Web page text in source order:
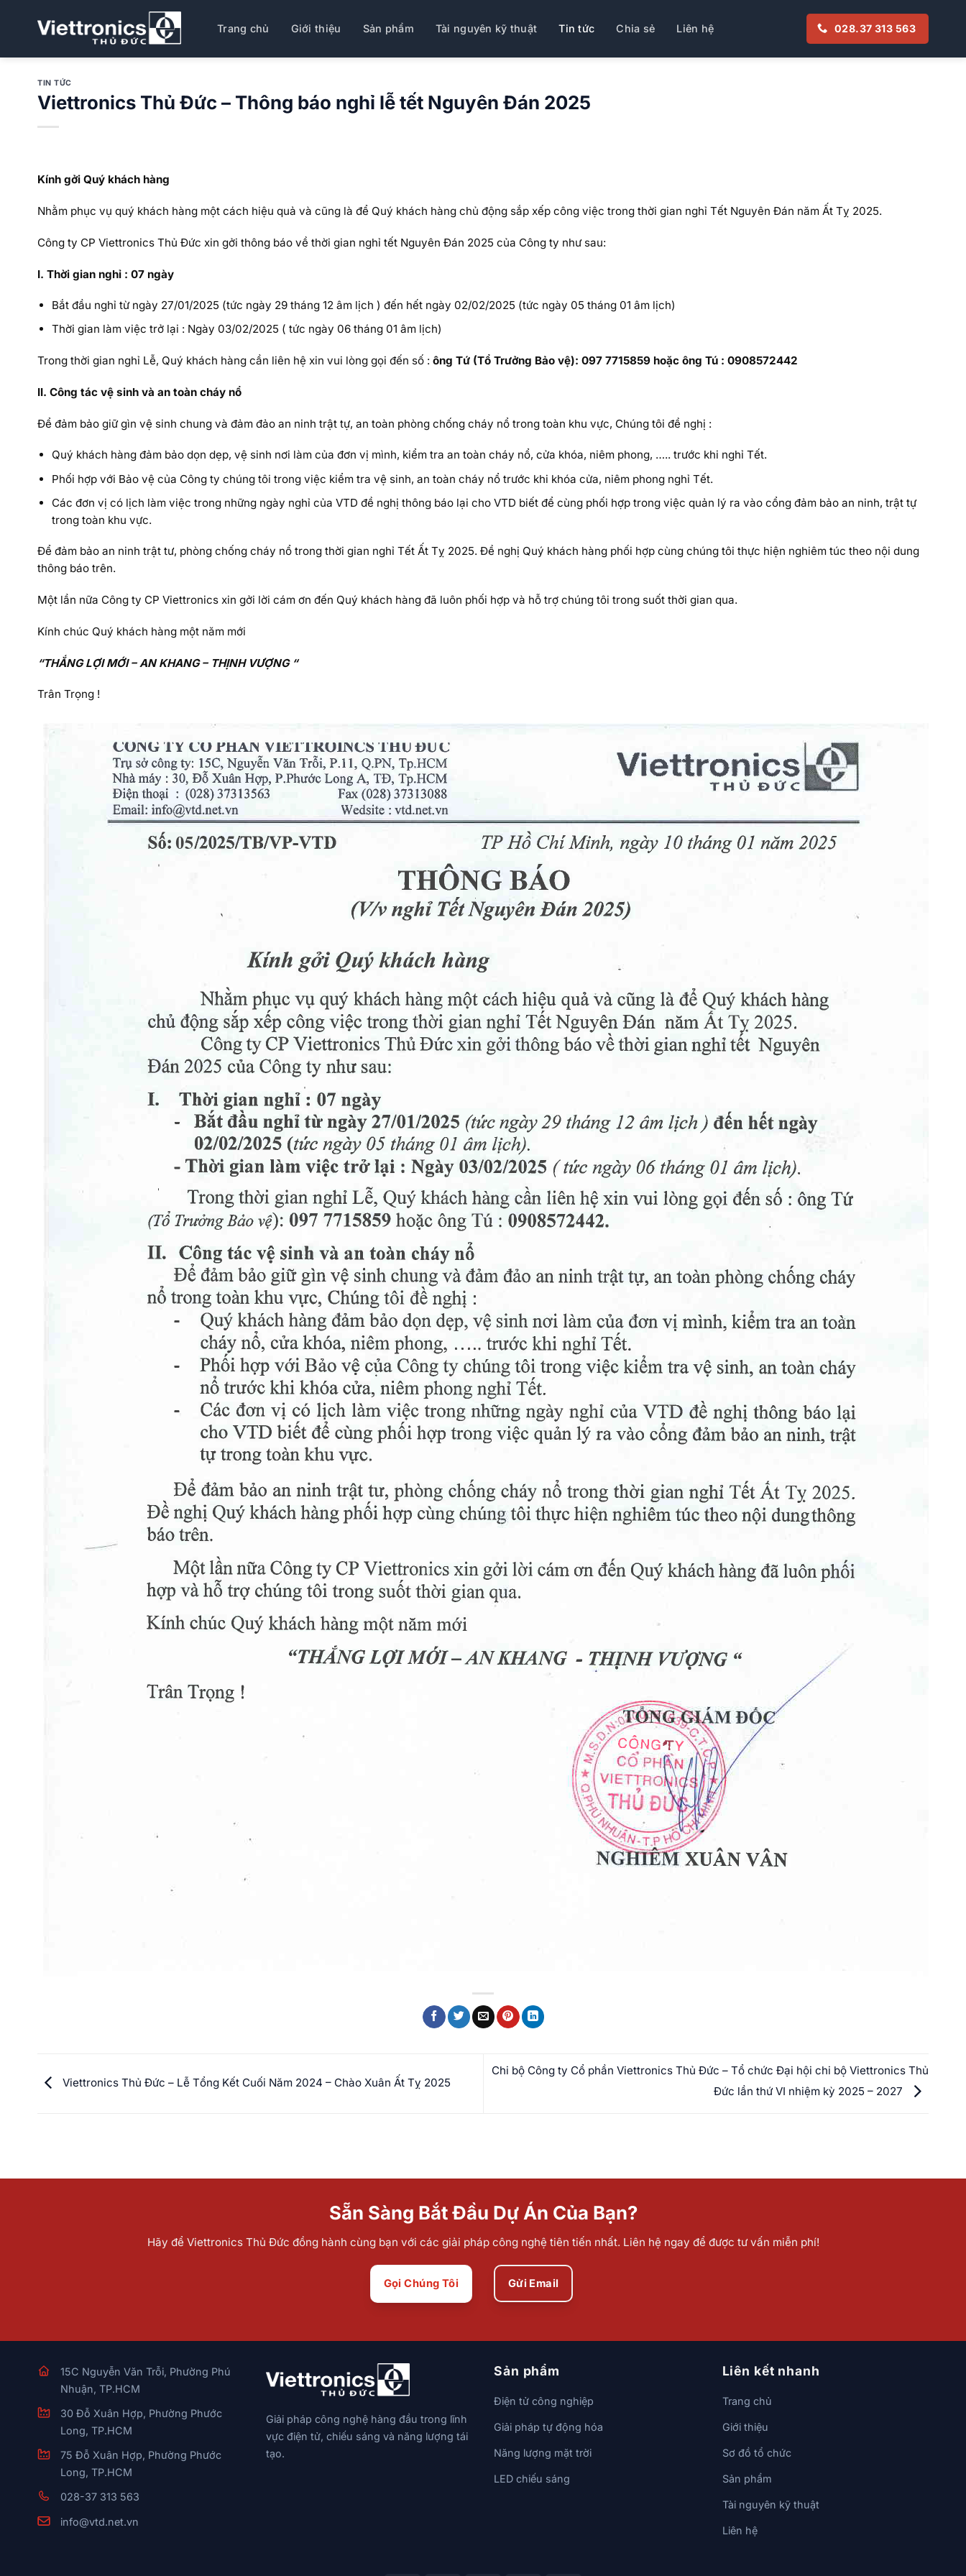
dung
Trang chủ Giới thiệu Sản phẩm Tài nguyên kỹ thuật Tin tức Chia sẻ Liên hệ 028.37 313 563
TIN TỨC
Viettronics Thủ Đức – Thông báo nghỉ lễ tết Nguyên Đán 2025
Kính gởi Quý khách hàng
Nhằm phục vụ quý khách hàng một cách hiệu quả và cũng là để Quý khách hàng chủ động sắp xếp công việc trong thời gian nghỉ Tết Nguyên Đán năm Ất Tỵ 2025.
Công ty CP Viettronics Thủ Đức xin gởi thông báo về thời gian nghỉ tết Nguyên Đán 2025 của Công ty như sau:
I. Thời gian nghỉ : 07 ngày
Bắt đầu nghỉ từ ngày 27/01/2025 (tức ngày 29 tháng 12 âm lịch ) đến hết ngày 02/02/2025 (tức ngày 05 tháng 01 âm lịch)
Thời gian làm việc trở lại : Ngày 03/02/2025 ( tức ngày 06 tháng 01 âm lịch)
Trong thời gian nghỉ Lễ, Quý khách hàng cần liên hệ xin vui lòng gọi đến số : ông Tứ (Tổ Trưởng Bảo vệ): 097 7715859 hoặc ông Tú : 0908572442
II. Công tác vệ sinh và an toàn cháy nổ
Để đảm bảo giữ gìn vệ sinh chung và đảm đảo an ninh trật tự, an toàn phòng chống cháy nổ trong toàn khu vực, Chúng tôi đề nghị :
Quý khách hàng đảm bảo dọn dẹp, vệ sinh nơi làm của đơn vị mình, kiểm tra an toàn cháy nổ, cửa khóa, niêm phong, ….. trước khi nghỉ Tết.
Phối hợp với Bảo vệ của Công ty chúng tôi trong việc kiểm tra vệ sinh, an toàn cháy nổ trước khi khóa cửa, niêm phong nghỉ Tết.
Các đơn vị có lịch làm việc trong những ngày nghỉ của VTD đề nghị thông báo lại cho VTD biết để cùng phối hợp trong việc quản lý ra vào cổng đảm bảo an ninh, trật tự
trong toàn khu vực.
Để đảm bảo an ninh trật tư, phòng chống cháy nổ trong thời gian nghỉ Tết Ất Tỵ 2025. Đề nghị Quý khách hàng phối hợp cùng chúng tôi thực hiện nghiêm túc theo nội dung
thông báo trên.
Một lần nữa Công ty CP Viettronics xin gởi lời cám ơn đến Quý khách hàng đã luôn phối hợp và hỗ trợ chúng tôi trong suốt thời gian qua.
Kính chúc Quý khách hàng một năm mới
“THẮNG LỢI MỚI – AN KHANG – THỊNH VƯỢNG “
Trân Trọng !
Viettronics Thủ Đức – Lễ Tổng Kết Cuối Năm 2024 – Chào Xuân Ất Tỵ 2025
Chi bộ Công ty Cổ phần Viettronics Thủ Đức – Tổ chức Đại hội chi bộ Viettronics Thủ
Đức lần thứ VI nhiệm kỳ 2025 – 2027
Sẵn Sàng Bắt Đầu Dự Án Của Bạn?
Hãy để Viettronics Thủ Đức đồng hành cùng bạn với các giải pháp công nghệ tiên tiến nhất. Liên hệ ngay để được tư vấn miễn phí!
Gọi Chúng Tôi Gửi Email
15C Nguyễn Văn Trỗi, Phường Phú
Nhuận, TP.HCM
30 Đỗ Xuân Hợp, Phường Phước
Long, TP.HCM
75 Đỗ Xuân Hợp, Phường Phước
Long, TP.HCM
028-37 313 563
info@vtd.net.vn
Giải pháp công nghệ hàng đầu trong lĩnh
vực điện tử, chiếu sáng và năng lượng tái
tạo.
Sản phẩm
Điện tử công nghiệp
Giải pháp tự động hóa
Năng lượng mặt trời
LED chiếu sáng
Liên kết nhanh
Trang chủ
Giới thiệu
Sơ đồ tổ chức
Sản phẩm
Tài nguyên kỹ thuật
Liên hệ